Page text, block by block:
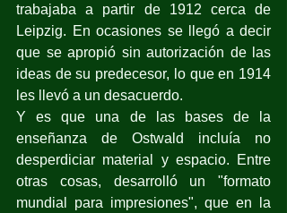
trabajaba a partir de 1912 cerca de
Leipzig. En ocasiones se llegó a decir
que se apropió sin autorización de las
ideas de su predecesor, lo que en 1914
les llevó a un desacuerdo.
Y es que una de las bases de la
enseñanza de Ostwald incluía no
desperdiciar material y espacio. Entre
otras cosas, desarrolló un "formato
mundial para impresiones", que en la